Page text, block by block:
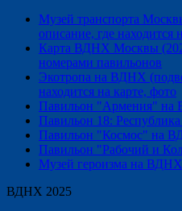
Музей транспорта
описание, где находится
Карта ВДНХ Москвы
номерами павильонов
Экотропа на ВДНХ
находится на карте, фото
Павильон "Армения"
Павильон 18: Республика
Павильон "Космос" на
Павильон "Рабочий и
Музей героизма на
ВДНХ 2025